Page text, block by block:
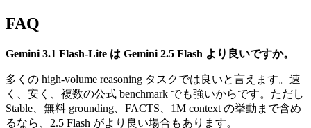
FAQ
Gemini 3.1 Flash-Lite は Gemini 2.5 Flash より良いですか。
多くの high-volume reasoning タスクでは良いと言えます。速
く、安く、複数の公式 benchmark でも強いからです。ただし
Stable、無料 grounding、FACTS、1M context の挙動まで含め
るなら、2.5 Flash がより良い場合もあります。